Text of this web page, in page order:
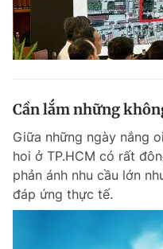
Cần lắm những
Giữa những ngày nắng
hoi ở TP.HCM có rất
phản ánh nhu cầu lớn
đáp ứng thực tế.